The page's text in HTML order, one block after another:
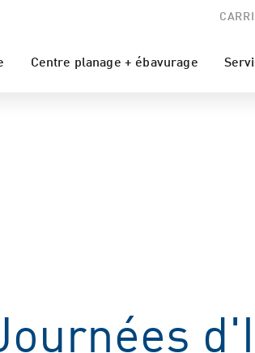
Centre planage + ébavurage